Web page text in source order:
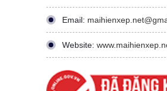
Email:
Website: